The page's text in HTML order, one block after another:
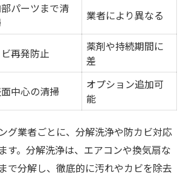
パーツまで清
業者により異なる
再発防止
薬剤や持続期間に
差
中心の清掃
オプション追加可
能
グ業者ごとに、分解洗浄や防カビ対応
す。分解洗浄は、エアコンや換気扇な
で分解し、徹底的に汚れやカビを除去